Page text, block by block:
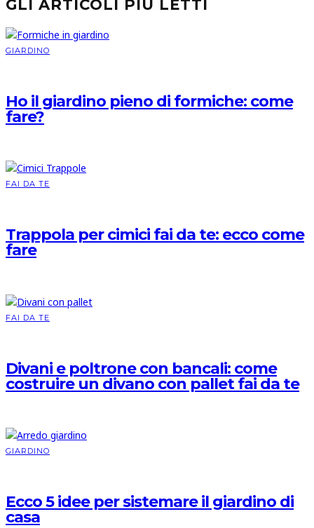
GLI ARTICOLI PIÙ LETTI
GIARDINO
Ho il giardino pieno di formiche: come
fare?
FAI DA TE
Trappola per cimici fai da te: ecco come
fare
FAI DA TE
Divani e poltrone con bancali: come
costruire un divano con pallet fai da te
GIARDINO
Ecco 5 idee per sistemare il giardino di
casa